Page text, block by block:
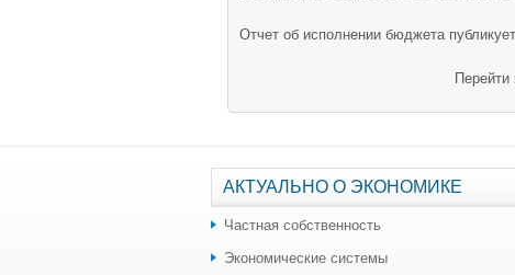
Отчет об исполнении бюджета
Перейти
АКТУАЛЬНО О ЭКОНОМИКЕ
Частная собственность
Экономические системы